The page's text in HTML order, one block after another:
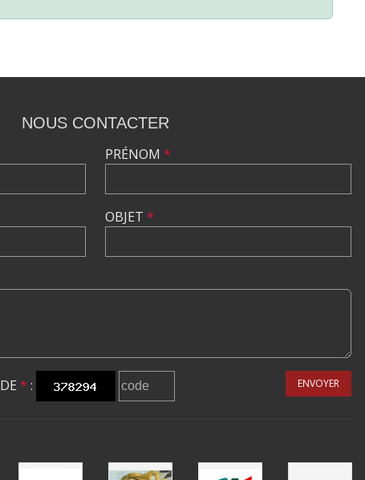
NOUS CONTACTER
PRÉNOM *
OBJET *
* : ENVOYER